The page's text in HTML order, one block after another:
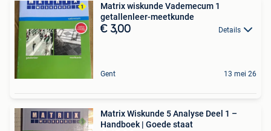
Matrix wiskunde Vademecum 1
getallenleer-meetkunde
€ 3,00 Details
Gent 13 mei 26
Matrix Wiskunde 5 Analyse Deel 1 –
Handboek | Goede staat